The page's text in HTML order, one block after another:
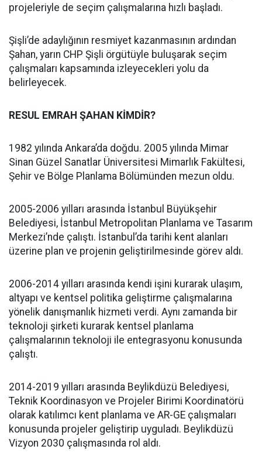
projeleriyle de seçim çalışmalarına hızlı başladı.
Şişli’de adaylığının resmiyet kazanmasının ardından
Şahan, yarın CHP Şişli örgütüyle buluşarak seçim
çalışmaları kapsamında izleyecekleri yolu da
belirleyecek.
RESUL EMRAH ŞAHAN KİMDİR?
1982 yılında Ankara’da doğdu. 2005 yılında Mimar
Sinan Güzel Sanatlar Üniversitesi Mimarlık Fakültesi,
Şehir ve Bölge Planlama Bölümünden mezun oldu.
2005-2006 yılları arasında İstanbul Büyükşehir
Belediyesi, İstanbul Metropolitan Planlama ve Tasarım
Merkezi’nde çalıştı. İstanbul’da tarihi kent alanları
üzerine plan ve projenin geliştirilmesinde görev aldı.
2006-2014 yılları arasında kendi işini kurarak ulaşım,
altyapı ve kentsel politika geliştirme çalışmalarına
yönelik danışmanlık hizmeti verdi. Aynı zamanda bir
teknoloji şirketi kurarak kentsel planlama
çalışmalarının teknoloji ile entegrasyonu konusunda
çalıştı.
2014-2019 yılları arasında Beylikdüzü Belediyesi,
Teknik Koordinasyon ve Projeler Birimi Koordinatörü
olarak katılımcı kent planlama ve AR-GE çalışmaları
konusunda projeler geliştirip uyguladı. Beylikdüzü
Vizyon 2030 çalışmasında rol aldı.